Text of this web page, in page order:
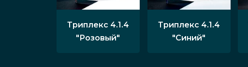
Триплекс 4.1.4
"Розовый"
Триплекс 4.1.4
"Синий"